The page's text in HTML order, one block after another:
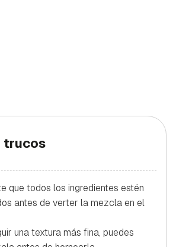
trucos
que todos los ingredientes estén
antes de verter la mezcla en el
una textura más fina, puedes